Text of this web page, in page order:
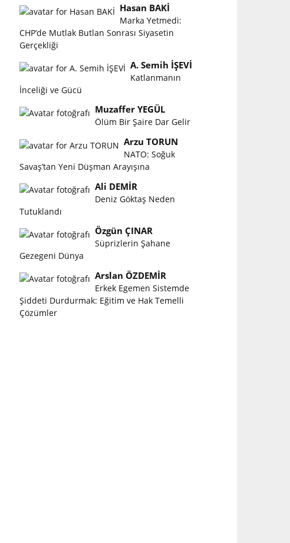
Hasan BAKİ
Marka Yetmedi:
CHP’de Mutlak Butlan Sonrası Siyasetin
Gerçekliği
A. Semih İŞEVİ
Katlanmanın
İnceliği ve Gücü
Muzaffer YEGÜL
Ölüm Bir Şaire Dar Gelir
Arzu TORUN
NATO: Soğuk
Savaş’tan Yeni Düşman Arayışına
Ali DEMİR
Deniz Göktaş Neden
Tutuklandı
Özgün ÇINAR
Süprizlerin Şahane
Gezegeni Dünya
Arslan ÖZDEMİR
Erkek Egemen Sistemde
Şiddeti Durdurmak: Eğitim ve Hak Temelli
Çözümler